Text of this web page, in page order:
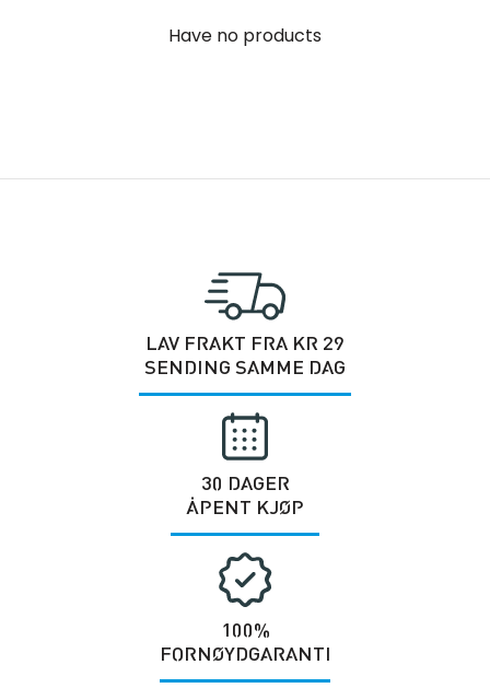
Have no products
LAV FRAKT FRA KR 29
SENDING SAMME DAG
30 DAGER
ÅPENT KJØP
100%
FORNØYDGARANTI